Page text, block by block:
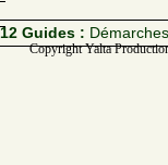
12 Guides :
Copyright Yalta